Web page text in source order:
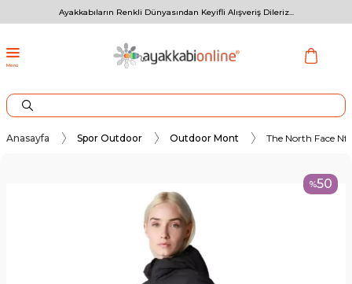
Ayakkabıların Renkli Dünyasından Keyifli Alışveriş Dileriz...
Menü
Anasayfa Spor Outdoor Outdoor Mont The North Face
%50